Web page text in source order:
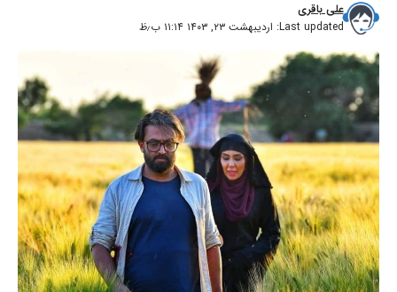
Last updated: اردیبهشت ۲۳, ۱۴۰۳ ۱۱:۱۴ ب٫ظ
علی باقری